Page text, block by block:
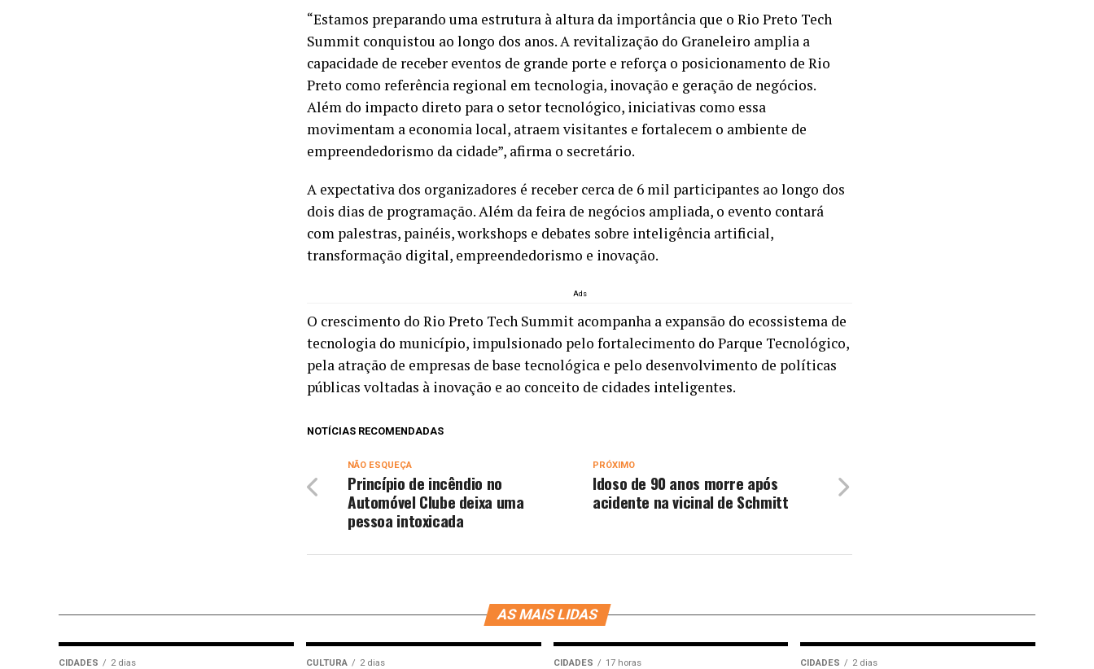
“Estamos preparando uma estrutura à altura da importância que o Rio Preto Tech
Summit conquistou ao longo dos anos. A revitalização do Graneleiro amplia a
capacidade de receber eventos de grande porte e reforça o posicionamento de Rio
Preto como referência regional em tecnologia, inovação e geração de negócios.
Além do impacto direto para o setor tecnológico, iniciativas como essa
movimentam a economia local, atraem visitantes e fortalecem o ambiente de
empreendedorismo da cidade”, afirma o secretário.
A expectativa dos organizadores é receber cerca de 6 mil participantes ao longo dos
dois dias de programação. Além da feira de negócios ampliada, o evento contará
com palestras, painéis, workshops e debates sobre inteligência artificial,
transformação digital, empreendedorismo e inovação.
Ads
O crescimento do Rio Preto Tech Summit acompanha a expansão do ecossistema de
tecnologia do município, impulsionado pelo fortalecimento do Parque Tecnológico,
pela atração de empresas de base tecnológica e pelo desenvolvimento de políticas
públicas voltadas à inovação e ao conceito de cidades inteligentes.
NOTÍCIAS RECOMENDADAS
PRÓXIMO
Idoso de 90 anos morre após
acidente na vicinal de Schmitt
NÃO ESQUEÇA
Princípio de incêndio no
Automóvel Clube deixa uma
pessoa intoxicada
AS MAIS LIDAS
CIDADES 2 dias CULTURA 2 dias CIDADES 17 horas CIDADES 2 dias